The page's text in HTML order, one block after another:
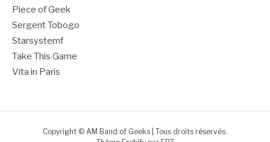
Piece of Geek
Sergent Tobogo
Starsystemf
Take This Game
Vita in Paris
Copyright © AM Band of Geeks | Tous droits réservés.